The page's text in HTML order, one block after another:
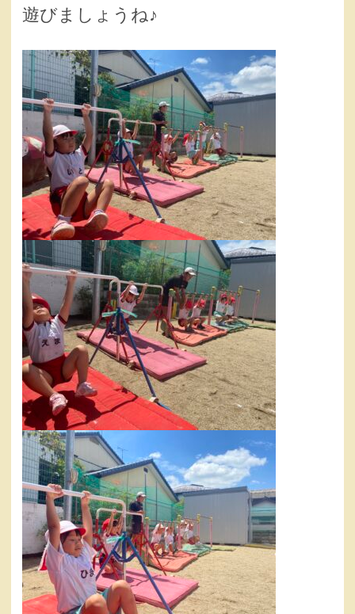
遊びましょうね♪